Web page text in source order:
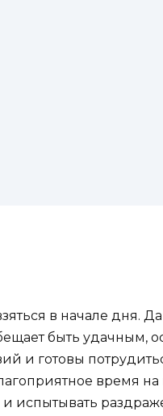
в начале дня.
быть удачным,
и готовы
время на
испытывать